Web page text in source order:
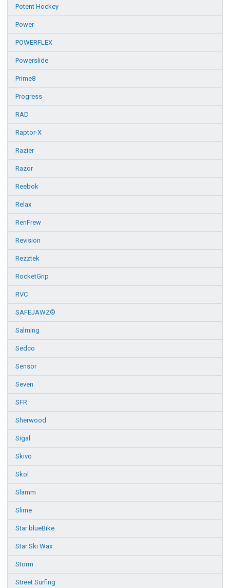
Potent Hockey
Power
POWERFLEX
Powerslide
Prime8
Progress
RAD
Raptor-X
Razier
Razor
Reebok
Relax
RenFrew
Revision
Rezztek
RocketGrip
RVC
SAFEJAWZ®
Salming
Sedco
Sensor
Seven
SFR
Sherwood
Sigal
Skivo
Skol
Slamm
Slime
Star blueBike
Star Ski Wax
Storm
Street Surfing